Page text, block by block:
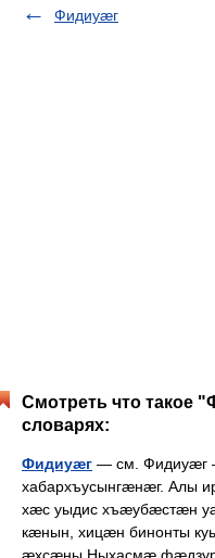
Фидиуæг
Смотреть что такое
словарях:
Фидиуæг — см. Фидиуæг
хабархъусынгæнæг. Алы
хæс уыдис хъæубæстæн
кæнын, хицæн бинонты